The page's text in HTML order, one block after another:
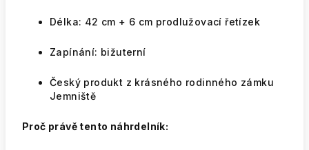
Délka: 42 cm + 6 cm prodlužovací řetízek
Zapínání: bižuterní
Český produkt z krásného rodinného zámku
Jemniště
Proč právě tento náhrdelník: